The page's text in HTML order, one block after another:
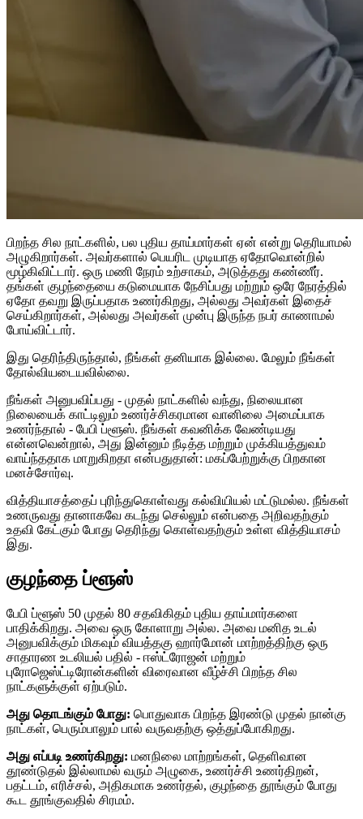
பிறந்த சில நாட்களில், பல புதிய தாய்மார்கள் ஏன் என்று தெரியாமல்
அழுகிறார்கள். அவர்களால் பெயரிட முடியாத ஏதோவொன்றில்
மூழ்கிவிட்டார். ஒரு மணி நேரம் உற்சாகம், அடுத்தது கண்ணீர்.
தங்கள் குழந்தையை கடுமையாக நேசிப்பது மற்றும் ஒரே நேரத்தில்
ஏதோ தவறு இருப்பதாக உணர்கிறது, அல்லது அவர்கள் இதைச்
செய்கிறார்கள், அல்லது அவர்கள் முன்பு இருந்த நபர் காணாமல்
போய்விட்டார்.
இது தெரிந்திருந்தால், நீங்கள் தனியாக இல்லை. மேலும் நீங்கள்
தோல்வியடையவில்லை.
நீங்கள் அனுபவிப்பது - முதல் நாட்களில் வந்து, நிலையான
நிலையைக் காட்டிலும் உணர்ச்சிகரமான வானிலை அமைப்பாக
உணர்ந்தால் - பேபி ப்ளூஸ். நீங்கள் கவனிக்க வேண்டியது
என்னவென்றால், அது இன்னும் நீடித்த மற்றும் முக்கியத்துவம்
வாய்ந்ததாக மாறுகிறதா என்பதுதான்: மகப்பேற்றுக்கு பிறகான
மனச்சோர்வு.
வித்தியாசத்தைப் புரிந்துகொள்வது கல்வியியல் மட்டுமல்ல. நீங்கள்
உணருவது தானாகவே கடந்து செல்லும் என்பதை அறிவதற்கும்
உதவி கேட்கும் போது தெரிந்து கொள்வதற்கும் உள்ள வித்தியாசம்
இது.
குழந்தை ப்ளூஸ்
பேபி ப்ளூஸ் 50 முதல் 80 சதவிகிதம் புதிய தாய்மார்களை
பாதிக்கிறது. அவை ஒரு கோளாறு அல்ல. அவை மனித உடல்
அனுபவிக்கும் மிகவும் வியத்தகு ஹார்மோன் மாற்றத்திற்கு ஒரு
சாதாரண உடலியல் பதில் - ஈஸ்ட்ரோஜன் மற்றும்
புரோஜெஸ்ட்டிரோன்களின் விரைவான வீழ்ச்சி பிறந்த சில
நாட்களுக்குள் ஏற்படும்.
அது தொடங்கும் போது: பொதுவாக பிறந்த இரண்டு முதல் நான்கு
நாட்கள், பெரும்பாலும் பால் வருவதற்கு ஒத்துப்போகிறது.
அது எப்படி உணர்கிறது: மனநிலை மாற்றங்கள், தெளிவான
தூண்டுதல் இல்லாமல் வரும் அழுகை, உணர்ச்சி உணர்திறன்,
பதட்டம், எரிச்சல், அதிகமாக உணர்தல், குழந்தை தூங்கும் போது
கூட தூங்குவதில் சிரமம்.